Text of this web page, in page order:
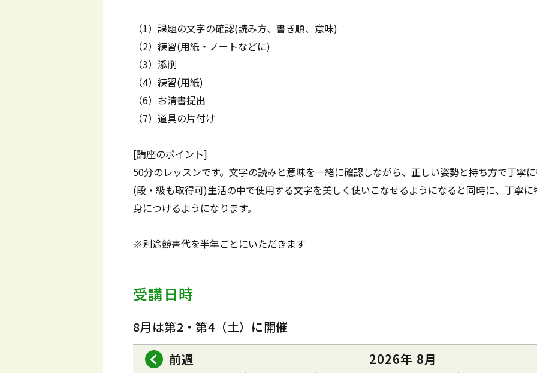
（1）課題の文字の確認(読み方、書き順、意味)
（2）練習(用紙・ノートなどに)
（3）添削
（4）練習(用紙)
（6）お清書提出
（7）道具の片付け
[講座のポイント]
50分のレッスンです。文字の読みと意味を一緒に確認しながら、正しい姿勢と持ち方で丁寧
(段・級も取得可)生活の中で使用する文字を美しく使いこなせるようになると同時に、丁寧
身につけるようになります。
※別途競書代を半年ごとにいただきます
受講日時
8月は第2・第4（土）に開催
前週
2026年 8月